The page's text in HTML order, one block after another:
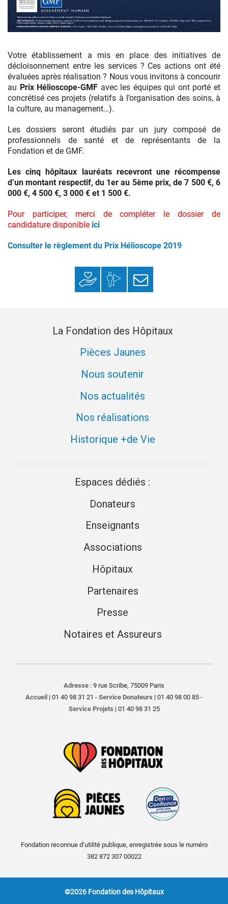
Votre établissement a mis en place des initiatives de
décloisonnement entre les services ? Ces actions ont été
évaluées après réalisation ? Nous vous invitons à concourir
au Prix Hélioscope-GMF avec les équipes qui ont porté et
concrétisé ces projets (relatifs à l’organisation des soins, à
la culture, au management…).
Les dossiers seront étudiés par un jury composé de
professionnels de santé et de représentants de la
Fondation et de GMF.
Les cinq hôpitaux lauréats recevront une récompense
d’un montant respectif, du 1er au 5ème prix, de 7 500 €, 6
000 €, 4 500 €, 3 000 € et 1 500 €.
Pour participer, merci de compléter le dossier de
candidature disponible ici
Consulter le règlement du Prix Hélioscope 2019
Faire un donMon espace
donateur
S’inscrire à la
newsletter
La Fondation des Hôpitaux
Pièces Jaunes
Nous soutenir
Nos actualités
Nos réalisations
Historique +de Vie
Espaces dédiés :
Donateurs
Enseignants
Associations
Hôpitaux
Partenaires
Presse
Notaires et Assureurs
Adresse : 9 rue Scribe, 75009 Paris
Accueil | 01 40 98 31 21 - Service Donateurs | 01 40 98 00 85 -
Service Projets | 01 40 98 31 25
Fondation reconnue d’utilité publique, enregistrée sous le numéro
382 872 307 00022
©2026 Fondation des Hôpitaux